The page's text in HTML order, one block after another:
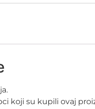
koji su kupili ovaj